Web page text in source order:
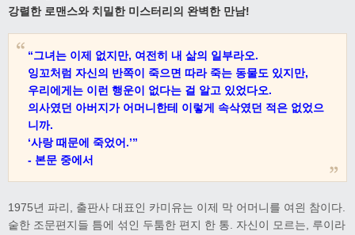
강렬한 로맨스와 치밀한 미스터리의 완벽한 만남!
“그녀는 이제 없지만, 여전히 내 삶의 일부라오.
잉꼬처럼 자신의 반쪽이 죽으면 따라 죽는 동물도 있지만,
우리에게는 이런 행운이 없다는 걸 알고 있었다오.
의사였던 아버지가 어머니한테 이렇게 속삭였던 적은 없었으
니까.
‘사랑 때문에 죽었어.’”
- 본문 중에서
1975년 파리, 출판사 대표인 카미유는 이제 막 어머니를 여읜 참이다.
숱한 조문편지들 틈에 섞인 두툼한 편지 한 통. 자신이 모르는, 루이라